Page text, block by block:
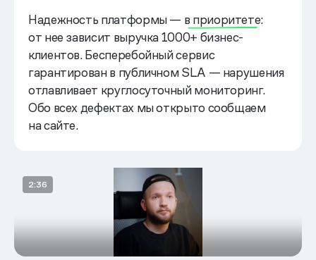
Надежность платформы — в приоритете:
от нее зависит выручка 1000+ бизнес-
клиентов. Бесперебойный сервис
гарантирован в публичном SLA — нарушения
отлавливает круглосуточный мониторинг.
Обо всех дефектах мы открыто сообщаем
на сайте.